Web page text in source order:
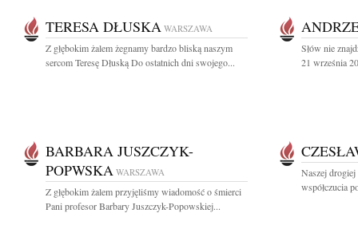
TERESA DŁUSKA WARSZAWA
Z głębokim żalem żegnamy bardzo bliską naszym
sercom Teresę Dłuską Do ostatnich dni swojego...
Słów nie
21 września
BARBARA JUSZCZYK-
POPWSKA WARSZAWA
Z głębokim żalem przyjęliśmy wiadomość o śmierci
Pani profesor Barbary Juszczyk-Popowskiej...
Naszej drogiej
współczucia